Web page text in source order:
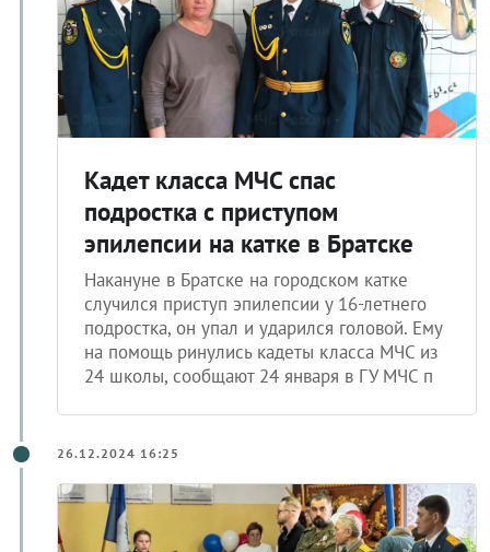
Кадет класса МЧС спас
подростка с приступом
эпилепсии на катке в Братске
Накануне в Братске на городском катке
случился приступ эпилепсии у 16-летнего
подростка, он упал и ударился головой. Ему
на помощь ринулись кадеты класса МЧС из
24 школы, сообщают 24 января в ГУ МЧС п
26.12.2024 16:25